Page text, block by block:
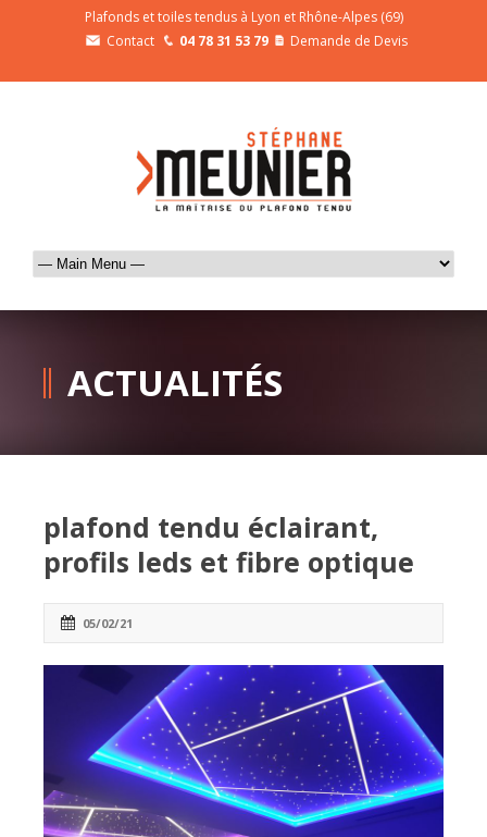
Plafonds et toiles tendus à Lyon et Rhône-Alpes (69)
Contact
04 78 31 53 79 Demande de Devis
ACTUALITÉS
plafond tendu éclairant,
profils leds et fibre optique
05/02/21